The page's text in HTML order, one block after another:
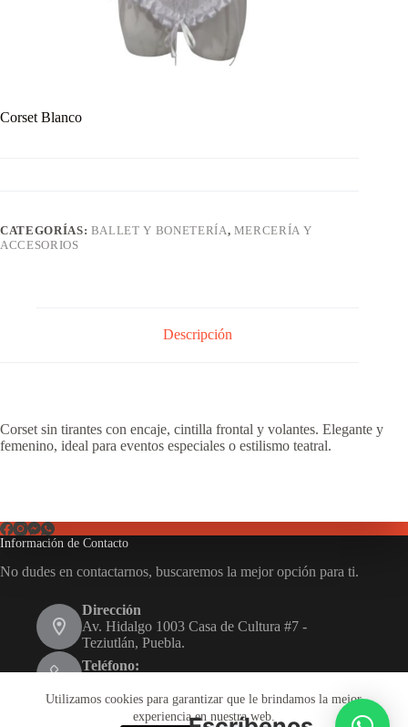
Utilizamos cookies para garantizar que le brindamos la mejor
experiencia en nuestra web.
Corset Blanco
CATEGORÍAS: BALLET Y BONETERÍA, MERCERÍA Y
ACCESORIOS
Descripción
Corset sin tirantes con encaje, cintilla frontal y volantes. Elegante y
femenino, ideal para eventos especiales o estilismo teatral.
Información de Contacto
No dudes en contactarnos, buscaremos la mejor opción para ti.
Dirección
Av. Hidalgo 1003 Casa de Cultura #7 -
Teziutlán, Puebla.
Teléfono: